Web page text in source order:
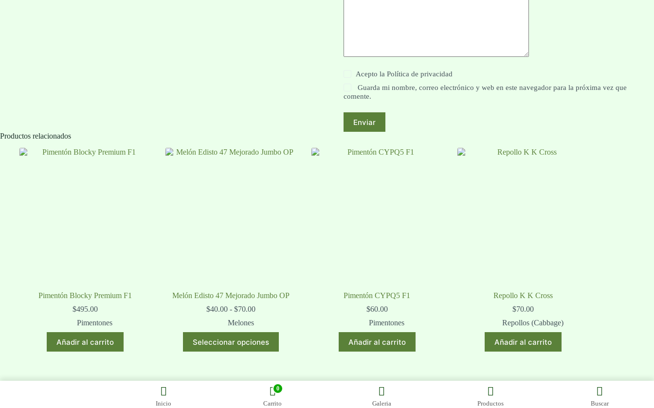
Acepto la Política de privacidad
Guarda mi nombre, correo electrónico y web en este navegador para la próxima vez que
comente.
Enviar
Productos relacionados
Pimentón Blocky Premium F1
$495.00
Pimentones
Añadir al carrito
Melón Edisto 47 Mejorado Jumbo OP
$40.00 - $70.00Rango
desde
$40.00
hasta
Melones
Seleccionar opciones
producto
tiene
Las
Pimentón CYPQ5 F1
$60.00
Pimentones
Añadir al carrito
Repollo K K Cross
$70.00
Repollos (Cabbage)
Añadir al carrito
Inicio
0
Carrito Galeria Productos Buscar